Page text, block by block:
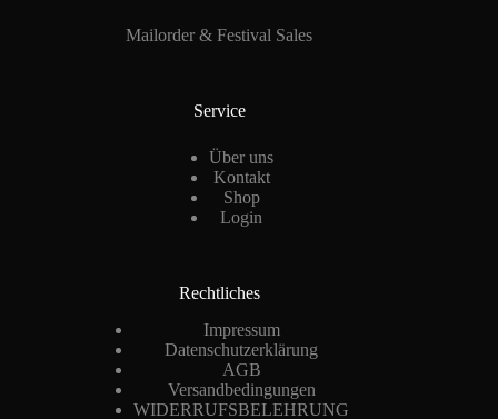
Mailorder & Festival Sales
Service
Über uns
Kontakt
Shop
Login
Rechtliches
Impressum
Datenschutzerklärung
AGB
Versandbedingungen
WIDERRUFSBELEHRUNG